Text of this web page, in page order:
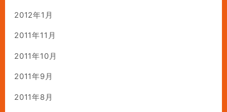
2012年1月
2011年11月
2011年10月
2011年9月
2011年8月